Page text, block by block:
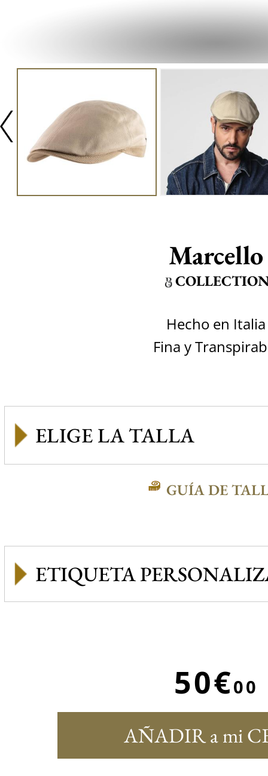
Marcello
Hecho en Italia
Fina y
GUÍA DE
ETIQUETA
50€00
AÑADIR a mi